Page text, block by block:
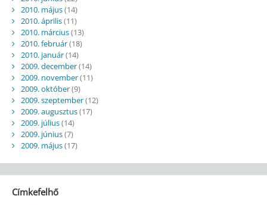
2010. május(14)
2010. április(11)
2010. március(13)
2010. február(18)
2010. január(14)
2009. december(14)
2009. november(11)
2009. október(9)
2009. szeptember(12)
2009. augusztus(17)
2009. július(14)
2009. június(7)
2009. május(17)
Címkefelhő